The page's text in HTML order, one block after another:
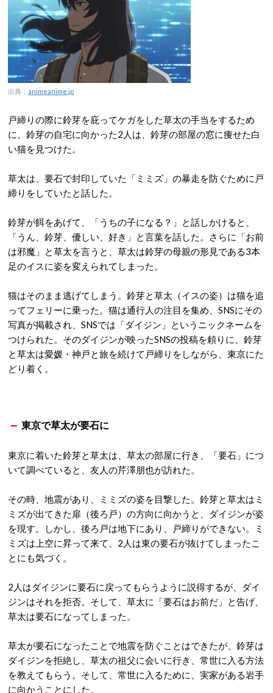
出典： animeanime.jp
戸締りの際に鈴芽を庇ってケガをした草太の手当をするため
に、鈴芽の自宅に向かった2人は、鈴芽の部屋の窓に痩せた白
い猫を見つけた。
草太は、要石で封印していた「ミミズ」の暴走を防ぐために戸
締りをしていたと話した。
鈴芽が餌をあげて、「うちの子になる？」と話しかけると、
「うん、鈴芽、優しい、好き」と言葉を話した。さらに「お前
は邪魔」と草太を言うと、草太は鈴芽の母親の形見である3本
足のイスに姿を変えられてしまった。
猫はそのまま逃げてしまう。鈴芽と草太（イスの姿）は猫を追
ってフェリーに乗った。猫は通行人の注目を集め、SNSにその
写真が掲載され、SNSでは「ダイジン」というニックネームを
つけられた。そのダイジンが映ったSNSの投稿を頼りに、鈴芽
と草太は愛媛・神戸と旅を続けて戸締りをしながら、東京にた
どり着く。
東京で草太が要石に
東京に着いた鈴芽と草太は、草太の部屋に行き、「要石」につ
いて調べていると、友人の芹澤朋也が訪れた。
その時、地震があり、ミミズの姿を目撃した。鈴芽と草太はミ
ミズが出てきた扉（後ろ戸）の方向に向かうと、ダイジンが姿
を現す。しかし、後ろ戸は地下にあり、戸締りができない。ミ
ミズは上空に昇って来て、2人は東の要石が抜けてしまったこ
とにも気づく。
2人はダイジンに要石に戻ってもらうように説得するが、ダイ
ジンはそれを拒否。そして、草太に「要石はお前だ」と告げ、
草太は要石になってしまった。
草太が要石になったことで地震を防ぐことはできたが、鈴芽は
ダイジンを拒絶し、草太の祖父に会いに行き、常世に入る方法
を教えてもらう。そして、常世に入るために、実家がある岩手
に向かうことにした。